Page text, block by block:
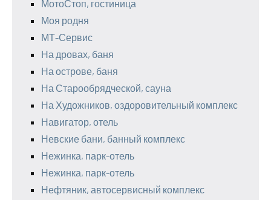
МотоСтоп, гостиница
Моя родня
МТ-Сервис
На дровах, баня
На острове, баня
На Старообрядческой, сауна
На Художников, оздоровительный комплекс
Навигатор, отель
Невские бани, банный комплекс
Нежинка, парк-отель
Нежинка, парк-отель
Нефтяник, автосервисный комплекс